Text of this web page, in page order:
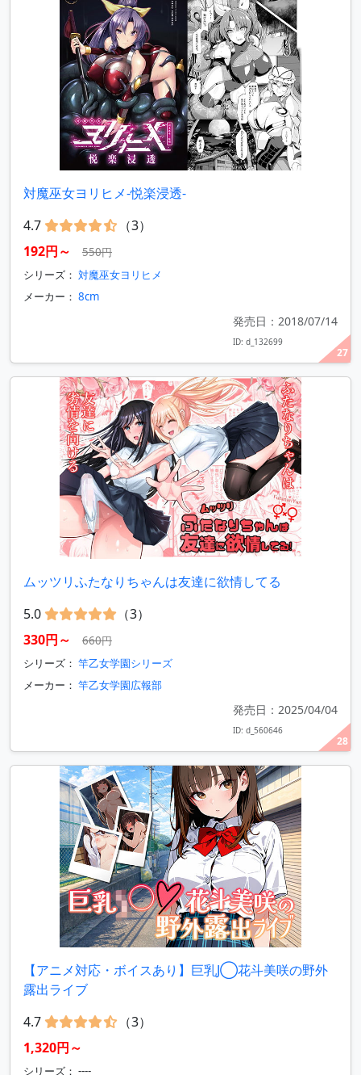
27
対魔巫女ヨリヒメ-悦楽浸透-
4.7
（3）
192円～
550円
シリーズ： 対魔巫女ヨリヒメ
メーカー： 8cm
発売日：2018/07/14
ID: d_132699
28
ムッツリふたなりちゃんは友達に欲情してる
5.0
（3）
330円～
660円
シリーズ： 竿乙女学園シリーズ
メーカー： 竿乙女学園広報部
発売日：2025/04/04
ID: d_560646
【アニメ対応・ボイスあり】巨乳J◯花斗美咲の野外
露出ライブ
4.7
（3）
1,320円～
シリーズ： ----